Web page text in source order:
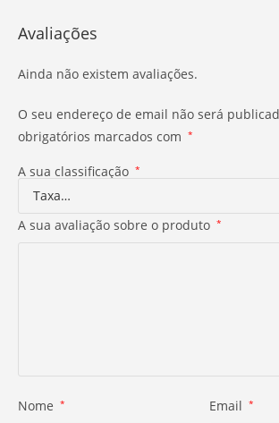
Avaliações
Ainda não existem avaliações.
O seu endereço de email não será
obrigatórios marcados com *
A sua classificação *
A sua avaliação sobre o produto *
Nome * Email *